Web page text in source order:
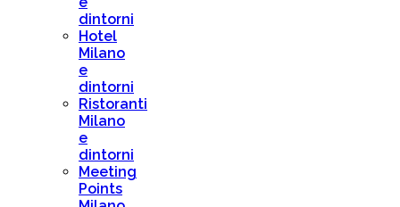
dintorni
Hotel
Milano
e
dintorni
Ristoranti
Milano
e
dintorni
Meeting
Points